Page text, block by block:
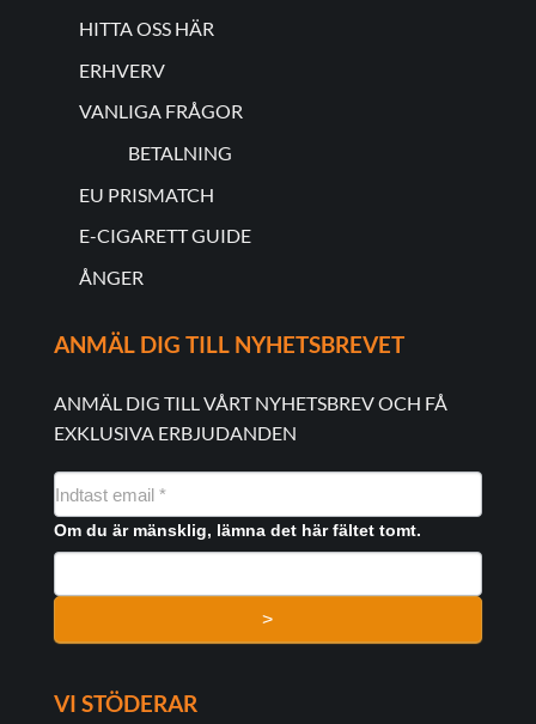
HITTA OSS HÄR
ERHVERV
VANLIGA FRÅGOR
BETALNING
EU PRISMATCH
E-CIGARETT GUIDE
ÅNGER
ANMÄL DIG TILL NYHETSBREVET
ANMÄL DIG TILL VÅRT NYHETSBREV OCH FÅ
EXKLUSIVA ERBJUDANDEN
NYHEDSMAIL
FORMULAR
Om du är mänsklig, lämna det här fältet tomt.
>
VI STÖDERAR